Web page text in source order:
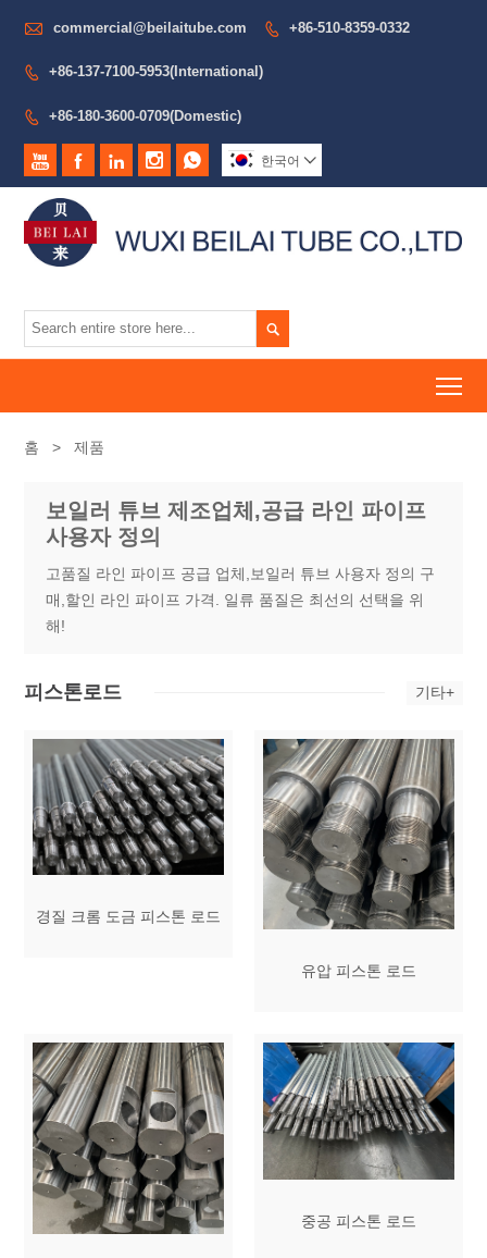
 commercial@beilaitube.com  +86-510-8359-0332
 +86-137-7100-5953(International)
 +86-180-3600-0709(Domestic)
     한국어 

홈 > 제품
보일러 튜브 제조업체,공급 라인 파이프
사용자 정의
고품질 라인 파이프 공급 업체,보일러 튜브 사용자 정의 구
매,할인 라인 파이프 가격. 일류 품질은 최선의 선택을 위
해!
피스톤로드 기타+
경질 크롬 도금 피스톤 로드
유압 피스톤 로드
중공 피스톤 로드